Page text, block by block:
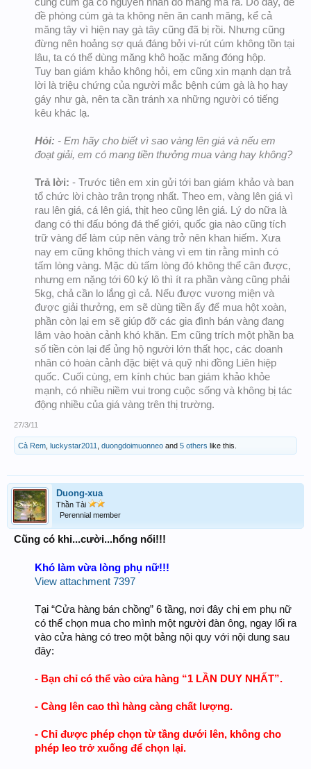
đề phòng cúm gà ta không nên ăn canh măng, kể cả
măng tây vì hiện nay gà tây cũng đã bị rồi. Nhưng cũng
đừng nên hoảng sợ quá đáng bởi vi-rút cúm không tồn tại
lâu, ta có thể dùng măng khô hoặc măng đóng hộp.
Tuy ban giám khảo không hỏi, em cũng xin mạnh dạn trả
lời là triệu chứng của người mắc bệnh cúm gà là họ hay
gáy như gà, nên ta cần tránh xa những người có tiếng
kêu khác lạ.
Hỏi: - Em hãy cho biết vì sao vàng lên giá và nếu em
đoạt giải, em có mang tiền thưởng mua vàng hay không?
Trả lời: - Trước tiên em xin gửi tới ban giám khảo và ban
tổ chức lời chào trân trọng nhất. Theo em, vàng lên giá vì
rau lên giá, cá lên giá, thịt heo cũng lên giá. Lý do nữa là
đang có thi đấu bóng đá thế giới, quốc gia nào cũng tích
trữ vàng để làm cúp nên vàng trở nên khan hiếm. Xưa
nay em cũng không thích vàng vì em tin rằng mình có
tấm lòng vàng. Mặc dù tấm lòng đó không thể cân được,
nhưng em nặng tới 60 ký lô thì ít ra phần vàng cũng phải
5kg, chả cần lo lắng gì cả. Nếu được vương miện và
được giải thưởng, em sẽ dùng tiền ấy để mua hột xoàn,
phần còn lại em sẽ giúp đỡ các gia đình bán vàng đang
lâm vào hoàn cảnh khó khăn. Em cũng trích một phần ba
số tiền còn lại để ủng hộ người lớn thất học, các doanh
nhân có hoàn cảnh đặc biệt và quỹ nhi đồng Liên hiệp
quốc. Cuối cùng, em kính chúc ban giám khảo khỏe
mạnh, có nhiều niềm vui trong cuộc sống và không bị tác
động nhiều của giá vàng trên thị trường.
27/3/11
Cà Rem luckystar2011 duongdoimuonneo and 5 others like this.
Duong-xua
Thần Tài
Perennial member
Cũng có khi...cười...hổng nổi!!!
Khó làm vừa lòng phụ nữ!!!
View attachment 7397
Tại “Cửa hàng bán chồng” 6 tầng, nơi đây chị em phụ nữ
có thể chọn mua cho mình một người đàn ông, ngay lối ra
vào cửa hàng có treo một bảng nội quy với nội dung sau
đây:
- Bạn chỉ có thể vào cửa hàng “1 LẦN DUY NHẤT”.
- Càng lên cao thì hàng càng chất lượng.
- Chỉ được phép chọn từ tầng dưới lên, không cho
phép leo trở xuống để chọn lại.